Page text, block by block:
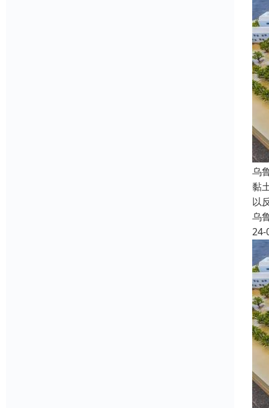
乌
黏
以
乌
24-